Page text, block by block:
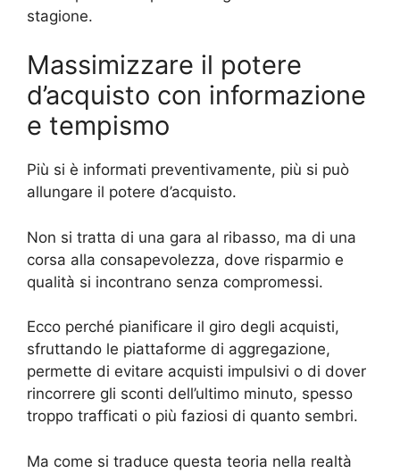
stagione.
Massimizzare il potere
d’acquisto con informazione
e tempismo
Più si è informati preventivamente, più si può
allungare il potere d’acquisto.
Non si tratta di una gara al ribasso, ma di una
corsa alla consapevolezza, dove risparmio e
qualità si incontrano senza compromessi.
Ecco perché pianificare il giro degli acquisti,
sfruttando le piattaforme di aggregazione,
permette di evitare acquisti impulsivi o di dover
rincorrere gli sconti dell’ultimo minuto, spesso
troppo trafficati o più faziosi di quanto sembri.
Ma come si traduce questa teoria nella realtà